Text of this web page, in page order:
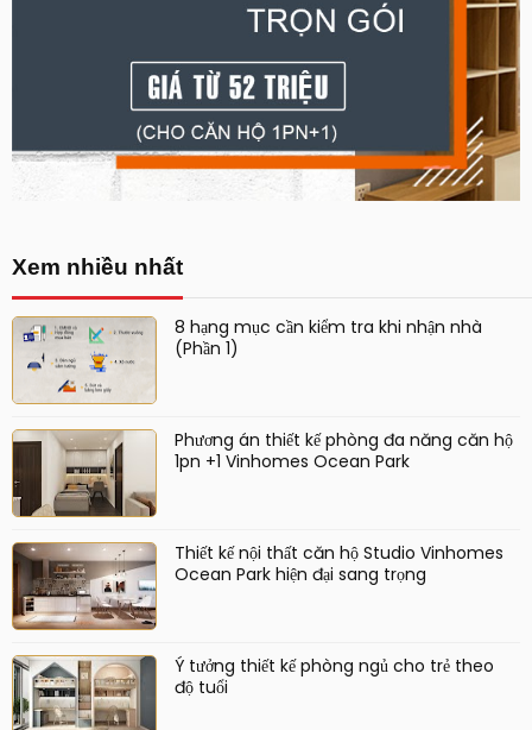
Xem nhiều nhất
8 hạng mục cần kiểm tra khi nhận nhà
(Phần 1)
Phương án thiết kế phòng đa năng căn hộ
1pn +1 Vinhomes Ocean Park
Thiết kế nội thất căn hộ Studio Vinhomes
Ocean Park hiện đại sang trọng
Ý tưởng thiết kế phòng ngủ cho trẻ theo
độ tuổi